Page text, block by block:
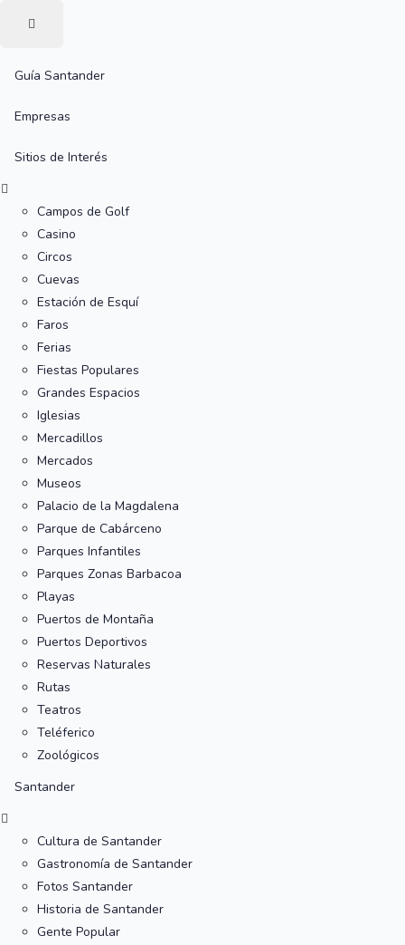
Guía Santander
Empresas
Sitios de Interés
Campos de Golf
Casino
Circos
Cuevas
Estación de Esquí
Faros
Ferias
Fiestas Populares
Grandes Espacios
Iglesias
Mercadillos
Mercados
Museos
Palacio de la Magdalena
Parque de Cabárceno
Parques Infantiles
Parques Zonas Barbacoa
Playas
Puertos de Montaña
Puertos Deportivos
Reservas Naturales
Rutas
Teatros
Teléferico
Zoológicos
Santander
Cultura de Santander
Gastronomía de Santander
Fotos Santander
Historia de Santander
Gente Popular